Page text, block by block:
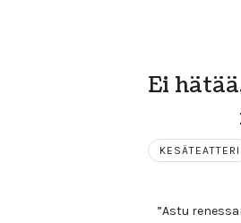
Ei
KESÄTEATTERI
”Astu